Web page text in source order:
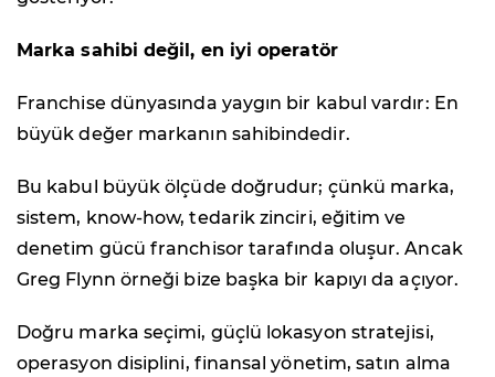
Marka sahibi değil, en iyi operatör
Franchise dünyasında yaygın bir kabul vardır: En
büyük değer markanın sahibindedir.
Bu kabul büyük ölçüde doğrudur; çünkü marka,
sistem, know-how, tedarik zinciri, eğitim ve
denetim gücü franchisor tarafında oluşur. Ancak
Greg Flynn örneği bize başka bir kapıyı da açıyor.
Doğru marka seçimi, güçlü lokasyon stratejisi,
operasyon disiplini, finansal yönetim, satın alma